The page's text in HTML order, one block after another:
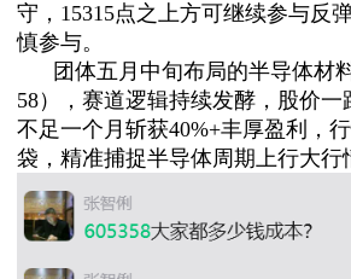
守，15315点之上方可继续参与反
慎参与。
团体五月中旬布局的半导体材
58），赛道逻辑持续发酵，股价一
不足一个月斩获40%+丰厚盈利，
袋，精准捕捉半导体周期上行大行